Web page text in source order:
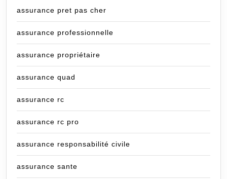
assurance pret pas cher
assurance professionnelle
assurance propriétaire
assurance quad
assurance rc
assurance rc pro
assurance responsabilité civile
assurance sante